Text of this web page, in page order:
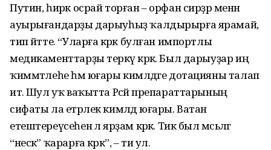
Путин, һирәк осрай торған – орфан сирҙәр менән
ауырығандарҙы дарыуһыҙ ҡалдырырға ярамай,
тип әйтте. “Уларға кәрәк булған импортлы
медикаменттарҙы теркәү кәрәк. Был дарыуҙар иң
ҡиммәтлеһе һәм юғары кимәлдәге дотацияны талап
итә. Шул уҡ ваҡытта Рәсәй препа­рат­тарының
сифаты ла етәрлек кимәлдә юғары. Ватан
етештереүсеһенә лә ярҙам кәрәк. Тик был мәсьәләгә
“нескә” ҡарарға кәрәк”, – ти ул.